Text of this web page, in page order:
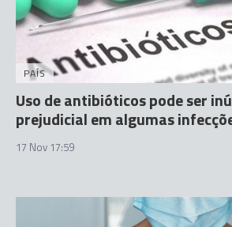
PAÍS
Uso de antibióticos pode ser
prejudicial em algumas
17 Nov 17:59